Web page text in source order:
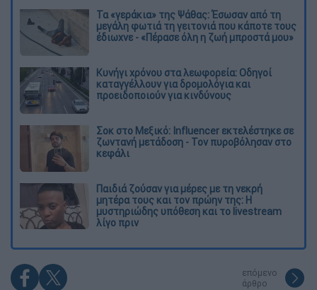
Τα «γεράκια» της Ψάθας: Έσωσαν από τη
μεγάλη φωτιά τη γειτονιά που κάποτε τους
έδιωχνε - «Πέρασε όλη η ζωή μπροστά μου»
Κυνήγι χρόνου στα λεωφορεία: Οδηγοί
καταγγέλλουν για δρομολόγια και
προειδοποιούν για κινδύνους
Σοκ στο Μεξικό: Influencer εκτελέστηκε σε
ζωντανή μετάδοση - Τον πυροβόλησαν στο
κεφάλι
Παιδιά ζούσαν για μέρες με τη νεκρή
μητέρα τους και τον πρώην της: Η
μυστηριώδης υπόθεση και το livestream
λίγο πριν
επόμενο
άρθρο